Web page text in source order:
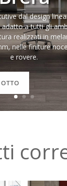
dal design
a tutti gli
realizzati in
nelle finiture
e rovere.